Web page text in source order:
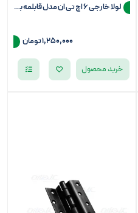
لولا خارجی 6 اچ تی ان مدل قابلمه بلبرینگی سرنیزه
1,250,000 تومان
خرید محصول